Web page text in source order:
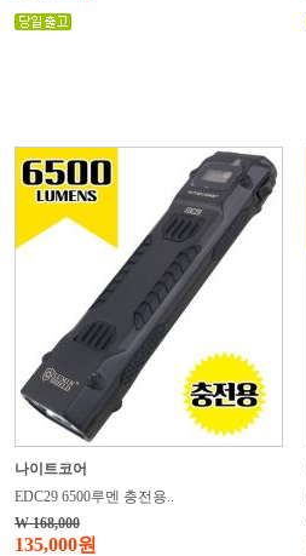
나이트코어
EDC29 6500루멘 충전용..
W 168,000
135,000원